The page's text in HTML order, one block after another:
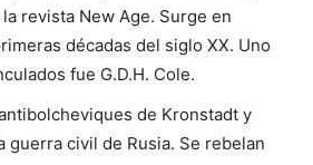
revista New Age. Surge en
décadas del siglo XX. Uno
fue G.D.H. Cole.
de Kronstadt y
guerra civil de Rusia. Se rebelan